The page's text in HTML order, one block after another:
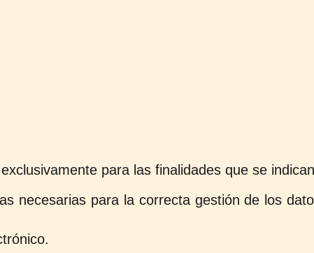
para las finalidades que se
necesarias para la correcta gestión de los